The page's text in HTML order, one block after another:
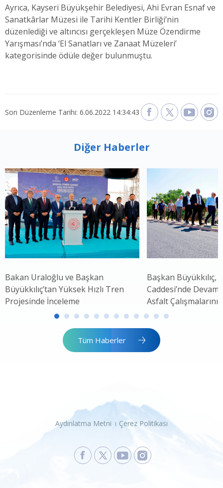
Ayrıca, Kayseri Büyükşehir Belediyesi, Ahi Evran Esnaf ve
Sanatkârlar Müzesi ile Tarihi Kentler Birliği’nin
düzenlediği ve altıncısı gerçekleşen Müze Özendirme
Yarışması’nda ‘El Sanatları ve Zanaat Müzeleri’
kategorisinde ödüle değer bulunmuştu.
Son Düzenleme Tarihi: 6.06.2022 14:34:43
Diğer Haberler
Bakan Uraloğlu ve Başkan
Büyükkılıç’tan Yüksek Hızlı Tren
Projesinde İnceleme
Başkan Büyükkılıç,
Caddesi’nde Devam
Asfalt Çalışmalarını
Tüm Haberler
Aydınlatma Metni Çerez Politikası